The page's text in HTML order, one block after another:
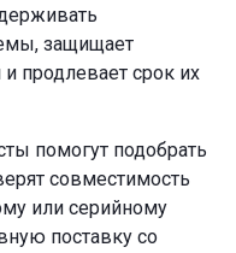
защищает
продлевает срок их
помогут подобрать
совместимость
или серийному
поставку со